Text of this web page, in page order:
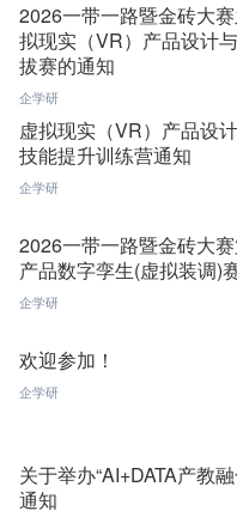
2026一带一路暨金砖大
拟现实（VR）产品设计
拔赛的通知
企学研
虚拟现实（VR）产品设
技能提升训练营通知
企学研
2026一带一路暨金砖大
产品数字孪生(虚拟装调)
企学研
欢迎参加！
企学研
关于举办“AI+DATA产教
通知